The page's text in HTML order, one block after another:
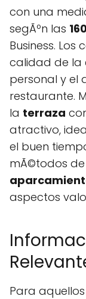
con una
segÃºn las
Business.
calidad de la
personal y el
restaurante.
la terraza
atractivo,
el buen
mÃ©todos
aspectos
Para